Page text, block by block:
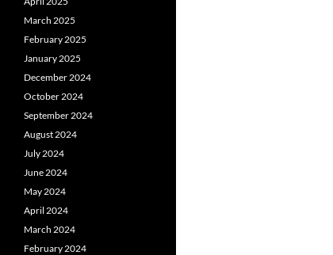
March 2025
February 2025
January 2025
December 2024
October 2024
September 2024
August 2024
July 2024
June 2024
May 2024
April 2024
March 2024
February 2024